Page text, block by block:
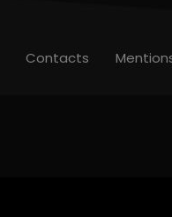
Contacts